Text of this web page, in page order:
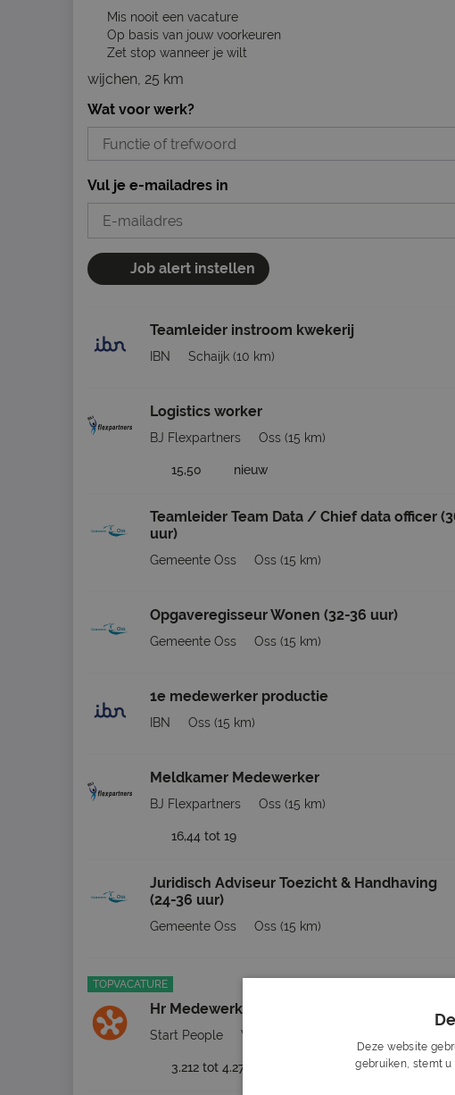
Mis nooit een vacature
Op basis van jouw voorkeuren
Zet stop wanneer je wilt
wijchen, 25 km
Wat voor werk?
Vul je e-mailadres in
Job alert instellen
Teamleider instroom kwekerij
IBN Schaijk (10 km)
Logistics worker
BJ Flexpartners Oss (15 km)
15,50 nieuw
Teamleider Team Data / Chief data officer
uur)
Gemeente Oss Oss (15 km)
Opgaveregisseur Wonen (32-36 uur)
Gemeente Oss Oss (15 km)
1e medewerker productie
IBN Oss (15 km)
Meldkamer Medewerker
BJ Flexpartners Oss (15 km)
16,44 tot 19
Juridisch Adviseur Toezicht & Handhaving
(24-36 uur)
Gemeente Oss Oss (15 km)
TOPVACATURE
Hr Medewerker
Start People Veenendaal
3.212 tot 4.271
Deze website
gebruiken, stemt